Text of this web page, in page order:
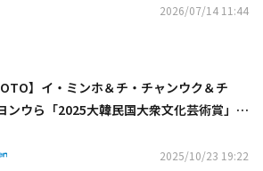
2026/07/14 11:44
】イ・ミンホ＆チ・チャンウク＆チ
ンウら「2025大韓民国大衆文化芸術賞」レ
2025/10/23 19:22